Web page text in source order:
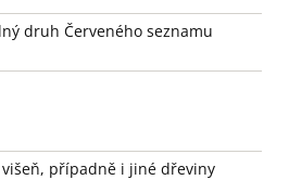
druh Červeného seznamu
případně i jiné dřeviny